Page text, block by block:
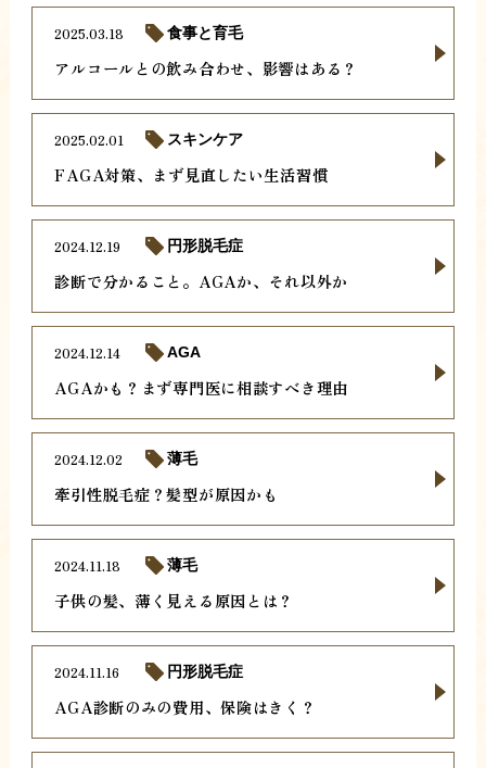
アルコールとの飲み合わせ、影響はある？
2025.03.18 食事と育毛
FAGA対策、まず見直したい生活習慣
2025.02.01 スキンケア
診断で分かること。AGAか、それ以外か
2024.12.19 円形脱毛症
AGAかも？まず専門医に相談すべき理由
2024.12.14 AGA
牽引性脱毛症？髪型が原因かも
2024.12.02 薄毛
子供の髪、薄く見える原因とは？
2024.11.18 薄毛
AGA診断のみの費用、保険はきく？
2024.11.16 円形脱毛症